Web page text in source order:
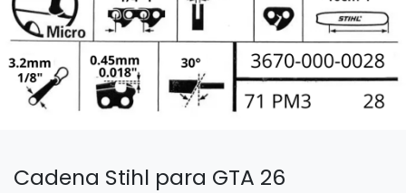
Cadena Stihl para GTA 26